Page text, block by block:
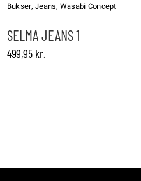
varianter.
Mulighederne
kan
Bukser,Jeans, Wasabi Concept
SELMA JEANS 1
499,95 kr.